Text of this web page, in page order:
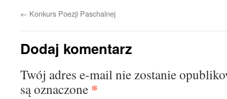
← Konkurs Poezji Paschalnej
Dodaj komentarz
Twój adres e-mail nie zostanie
są oznaczone *